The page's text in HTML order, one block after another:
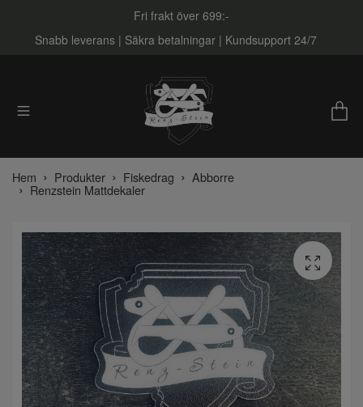
Fri frakt över 699:-
Snabb leverans | Säkra betalningar | Kundsupport 24/7
Hem Produkter Fiskedrag Abborre
Renzstein Mattdekaler